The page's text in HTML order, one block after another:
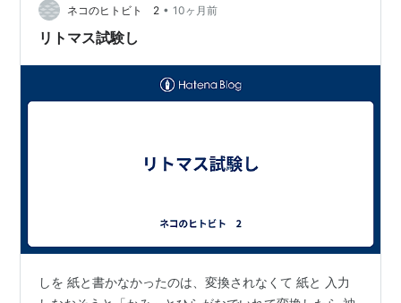
し、泥団子状になるまで混ぜて2…
ネコのヒトビト 2 • 10ヶ月前
リトマス試験し
しを 紙と書かなかったのは、変換されなくて 紙と 入力